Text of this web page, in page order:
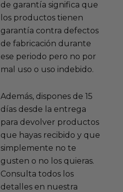
de garantía significa que
los productos tienen
garantía contra defectos
de fabricación durante
ese periodo pero no por
mal uso o uso indebido.
Además, dispones de 15
días desde la entrega
para devolver productos
que hayas recibido y que
simplemente no te
gusten o no los quieras.
Consulta todos los
detalles en nuestra